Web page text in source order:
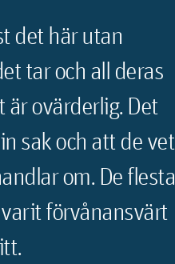
det här utan
tar och all deras
ovärderlig. Det
sak och att de vet
om. De flesta
förvånansvärt